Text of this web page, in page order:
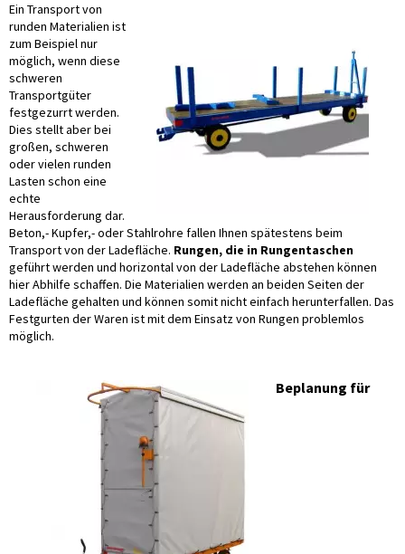
Ein Transport von
runden Materialien ist
zum Beispiel nur
möglich, wenn diese
schweren
Transportgüter
festgezurrt werden.
Dies stellt aber bei
großen, schweren
oder vielen runden
Lasten schon eine
echte
Herausforderung dar.
Beton,- Kupfer,- oder Stahlrohre fallen Ihnen spätestens beim
Transport von der Ladefläche. Rungen, die in Rungentaschen
geführt werden und horizontal von der Ladefläche abstehen können
hier Abhilfe schaffen. Die Materialien werden an beiden Seiten der
Ladefläche gehalten und können somit nicht einfach herunterfallen. Das
Festgurten der Waren ist mit dem Einsatz von Rungen problemlos
möglich.
Beplanung für